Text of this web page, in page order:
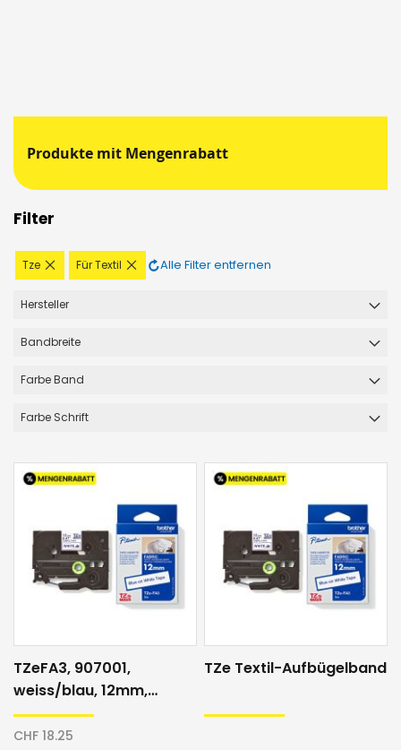
Produkte mit Mengenrabatt
Filter
Tze
Diesen
Artikel
Für Textil
Diesen
Artikel
Alle Filter entfernen
Hersteller
Bandbreite
Farbe Band
Farbe Schrift
TZeFA3, 907001,
weiss/blau, 12mm,
Textilband
CHF 18.25
TZe Textil-Aufbügelband